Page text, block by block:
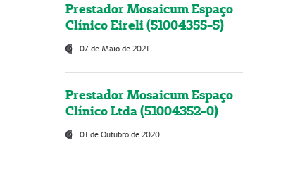
Prestador Mosaicum Espaço
Clínico Eireli (51004355-5)
07 de Maio de 2021
Prestador Mosaicum Espaço
Clínico Ltda (51004352-0)
01 de Outubro de 2020